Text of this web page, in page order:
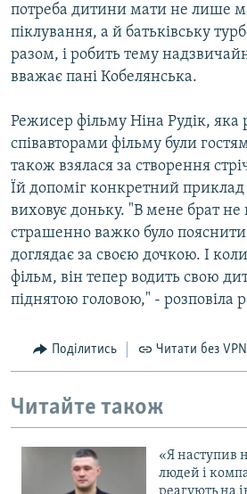
потреба дитини мати не лише
піклування, а й батьківську
разом, і робить тему
вважає пані Кобелянська.
Режисер фільму Ніна Рудік,
співавторами фільму були
також взялася за створення
Їй допоміг конкретний приклад
виховує доньку. "В мене брат
страшенно важко було
доглядає за своєю дочкою. І
фільм, він тепер водить свою
піднятою головою," - розповіла
Поділитись Читати без VPN
Читайте також
«Я наступив
людей і